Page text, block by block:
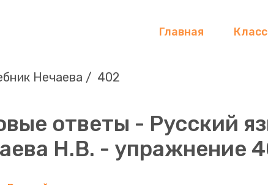
Главная
Нечаева 402
ответы - Русский
Н.В. - упражнение